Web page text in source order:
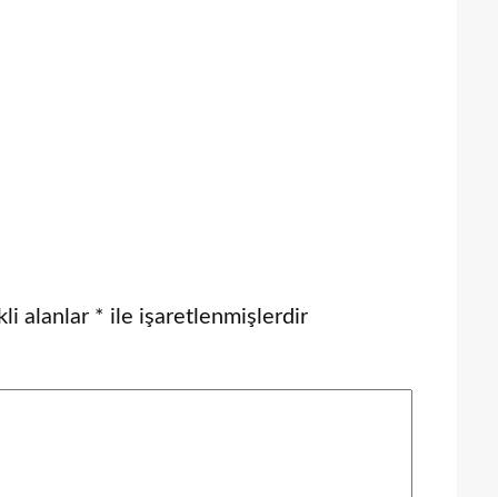
alanlar * ile işaretlenmişlerdir